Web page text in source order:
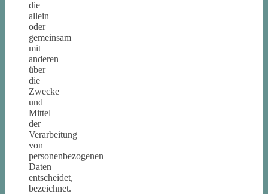
die
allein
oder
gemeinsam
mit
anderen
über
die
Zwecke
und
Mittel
der
Verarbeitung
von
personenbezogenen
Daten
entscheidet,
bezeichnet.